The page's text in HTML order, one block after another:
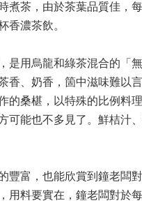
煮茶，由於茶葉品質佳，
香濃茶飲。
是用烏龍和綠茶混合的「
香、奶香，箇中滋味難以
的桑椹，以特殊的比例料
可能也不多見了。鮮桔汁
豐富，也能欣賞到鐘老闆
用料要實在，鐘老闆對於